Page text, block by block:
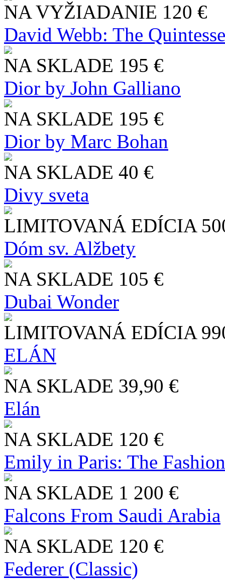
NA VYŽIADANIE 120 €
David Webb: The
NA SKLADE 195 €
Dior by John Galliano
NA SKLADE 195 €
Dior by Marc Bohan
NA SKLADE 40 €
Divy sveta
LIMITOVANÁ EDÍCIA
Dóm sv. Alžbety
NA SKLADE 105 €
Dubai Wonder
LIMITOVANÁ EDÍCIA
ELÁN
NA SKLADE 39,90 €
Elán
NA SKLADE 120 €
Emily in Paris: The
NA SKLADE 1 200 €
Falcons From Saudi Arabia
NA SKLADE 120 €
Federer (Classic)